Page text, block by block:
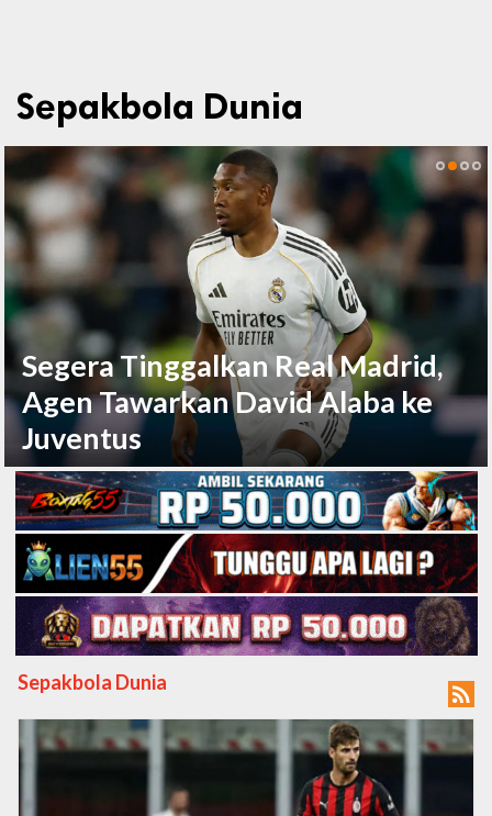
Sepakbola Dunia
Segera Tinggalkan Real Madrid,
Agen Tawarkan David Alaba ke
Juventus
Sepakbola Dunia 